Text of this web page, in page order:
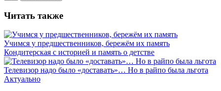
Читать также
Учимся у предшественников, бережём их память
Кондитерская с историей и память о детстве
Телевизор надо было «доставать»… Но в райпо была льгота
Актуально